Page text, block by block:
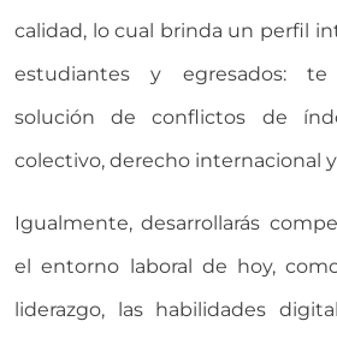
calidad, lo cual brinda un perfil
estudiantes y egresados: te
solución de conflictos de
colectivo, derecho internacional
Igualmente, desarrollarás
el entorno laboral de hoy,
liderazgo, las habilidades